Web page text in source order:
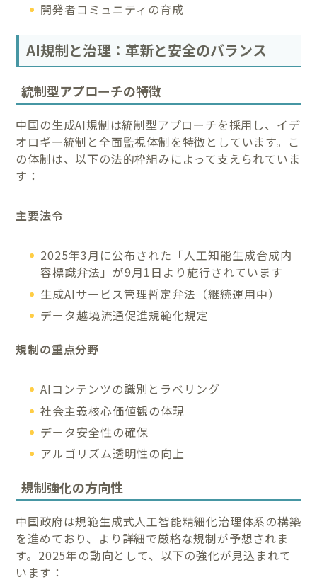
開発者コミュニティの育成
AI規制と治理：革新と安全のバランス
統制型アプローチの特徴
中国の生成AI規制は統制型アプローチを採用し、イデ
オロギー統制と全面監視体制を特徴としています。こ
の体制は、以下の法的枠組みによって支えられていま
す：
主要法令
2025年3月に公布された「人工知能生成合成内
容標識弁法」が9月1日より施行されています
生成AIサービス管理暫定弁法（継続運用中）
データ越境流通促進規範化規定
規制の重点分野
AIコンテンツの識別とラベリング
社会主義核心価値観の体現
データ安全性の確保
アルゴリズム透明性の向上
規制強化の方向性
中国政府は規範生成式人工智能精細化治理体系の構築
を進めており、より詳細で厳格な規制が予想されま
す。2025年の動向として、以下の強化が見込まれて
います：